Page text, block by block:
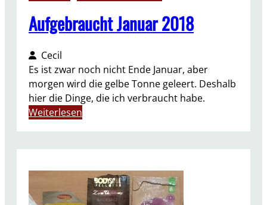
8
Aufgebraucht Januar 2018
Cecil
Es ist zwar noch nicht Ende Januar, aber
morgen wird die gelbe Tonne geleert. Deshalb
hier die Dinge, die ich verbraucht habe.
Weiterlesen
g
b